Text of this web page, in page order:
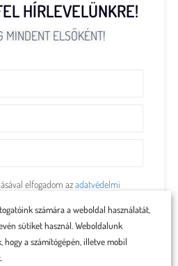
HÍRLEVELÜNKRE!
MINDENT ELSŐKÉNT!
elfogadom azadatvédelmi
számára a weboldal használatát,
sütiket használ. Weboldalunk
hogy a számítógépén, illetve mobil